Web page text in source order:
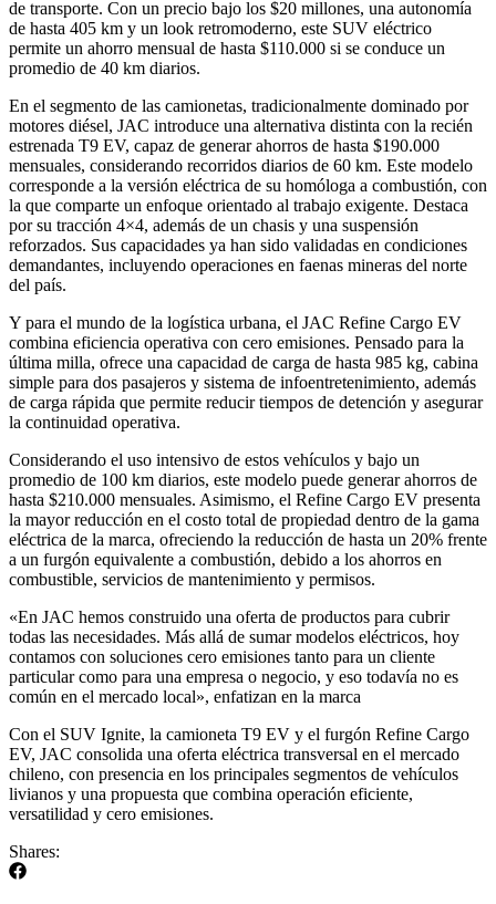
de transporte. Con un precio bajo los $20 millones, una autonomía
de hasta 405 km y un look retromoderno, este SUV eléctrico
permite un ahorro mensual de hasta $110.000 si se conduce un
promedio de 40 km diarios.
En el segmento de las camionetas, tradicionalmente dominado por
motores diésel, JAC introduce una alternativa distinta con la recién
estrenada T9 EV, capaz de generar ahorros de hasta $190.000
mensuales, considerando recorridos diarios de 60 km. Este modelo
corresponde a la versión eléctrica de su homóloga a combustión, con
la que comparte un enfoque orientado al trabajo exigente. Destaca
por su tracción 4×4, además de un chasis y una suspensión
reforzados. Sus capacidades ya han sido validadas en condiciones
demandantes, incluyendo operaciones en faenas mineras del norte
del país.
Y para el mundo de la logística urbana, el JAC Refine Cargo EV
combina eficiencia operativa con cero emisiones. Pensado para la
última milla, ofrece una capacidad de carga de hasta 985 kg, cabina
simple para dos pasajeros y sistema de infoentretenimiento, además
de carga rápida que permite reducir tiempos de detención y asegurar
la continuidad operativa.
Considerando el uso intensivo de estos vehículos y bajo un
promedio de 100 km diarios, este modelo puede generar ahorros de
hasta $210.000 mensuales. Asimismo, el Refine Cargo EV presenta
la mayor reducción en el costo total de propiedad dentro de la gama
eléctrica de la marca, ofreciendo la reducción de hasta un 20% frente
a un furgón equivalente a combustión, debido a los ahorros en
combustible, servicios de mantenimiento y permisos.
«En JAC hemos construido una oferta de productos para cubrir
todas las necesidades. Más allá de sumar modelos eléctricos, hoy
contamos con soluciones cero emisiones tanto para un cliente
particular como para una empresa o negocio, y eso todavía no es
común en el mercado local», enfatizan en la marca
Con el SUV Ignite, la camioneta T9 EV y el furgón Refine Cargo
EV, JAC consolida una oferta eléctrica transversal en el mercado
chileno, con presencia en los principales segmentos de vehículos
livianos y una propuesta que combina operación eficiente,
versatilidad y cero emisiones.
Shares: